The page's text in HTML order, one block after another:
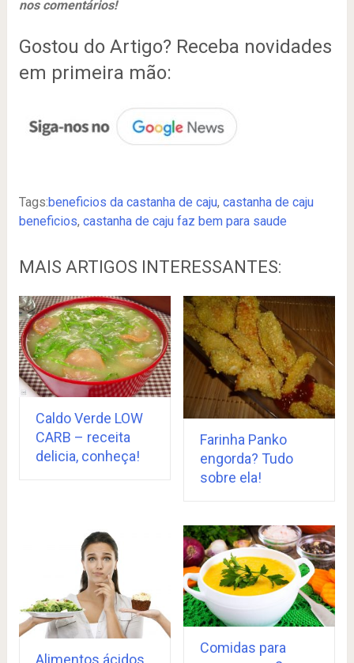
nos comentários!
Gostou do Artigo? Receba novidades
em primeira mão:
Tags:beneficios da castanha de caju, castanha de caju
beneficios, castanha de caju faz bem para saude
MAIS ARTIGOS INTERESSANTES:
Caldo Verde LOW
CARB – receita
delicia, conheça!
Farinha Panko
engorda? Tudo
sobre ela!
Comidas para